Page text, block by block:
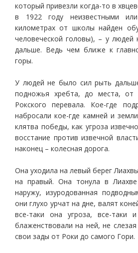
который привезли когда-то в
в 1922 году неизвестными
километрах от школы найден
человеческой головы), – у
дальше. Ведь чем ближе к
горы.
У людей не было сил рыть
подножья хребта, до места, от
Рокского перевала. Кое-где
набросали кое-где камней и
клятва победы, как угроза
восстание против извечной
наконец – колесная дорога.
Она уходила на левый берег
на правый. Она тонула в
наружу, изуродованная
они глухо урчат на дне, валят
все-таки она угроза, все-
блаженствовали на ней, не
свои зады от Роки до самого Гори.